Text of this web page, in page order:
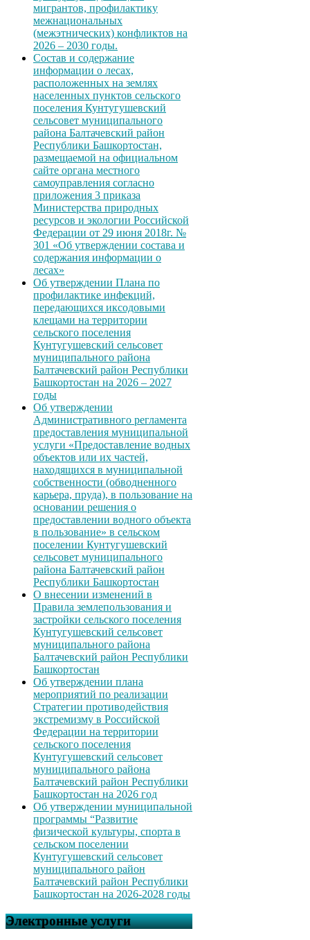
мигрантов, профилактику
межнациональных
(межэтнических) конфликтов на
2026 – 2030 годы.
Состав и содержание
информации о лесах,
расположенных на землях
населенных пунктов сельского
поселения Кунтугушевский
сельсовет муниципального
района Балтачевский район
Республики Башкортостан,
размещаемой на официальном
сайте органа местного
самоуправления согласно
приложения 3 приказа
Министерства природных
ресурсов и экологии Российской
Федерации от 29 июня 2018г. №
301 «Об утверждении состава и
содержания информации о
лесах»
Об утверждении Плана по
профилактике инфекций,
передающихся иксодовыми
клещами на территории
сельского поселения
Кунтугушевский сельсовет
муниципального района
Балтачевский район Республики
Башкортостан на 2026 – 2027
годы
Об утверждении
Административного регламента
предоставления муниципальной
услуги «Предоставление водных
объектов или их частей,
находящихся в муниципальной
собственности (обводненного
карьера, пруда), в пользование на
основании решения о
предоставлении водного объекта
в пользование» в сельском
поселении Кунтугушевский
сельсовет муниципального
района Балтачевский район
Республики Башкортостан
О внесении изменений в
Правила землепользования и
застройки сельского поселения
Кунтугушевский сельсовет
муниципального района
Балтачевский район Республики
Башкортостан
Об утверждении плана
мероприятий по реализации
Стратегии противодействия
экстремизму в Российской
Федерации на территории
сельского поселения
Кунтугушевский сельсовет
муниципального района
Балтачевский район Республики
Башкортостан на 2026 год
Об утверждении муниципальной
программы “Развитие
физической культуры, спорта в
сельском поселении
Кунтугушевский сельсовет
муниципального район
Балтачевский район Республики
Башкортостан на 2026-2028 годы
Электронные услуги